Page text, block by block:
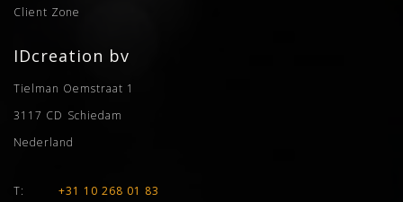
Client Zone
IDcreation bv
Tielman Oemstraat 1
3117 CD Schiedam
Nederland
T:
+31 10 268 01 83